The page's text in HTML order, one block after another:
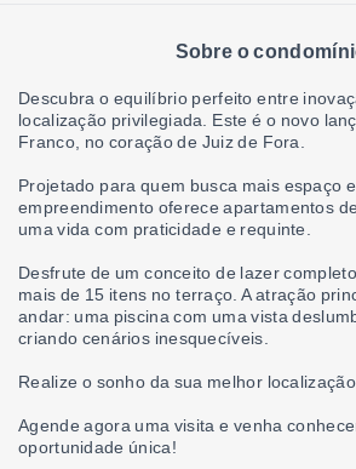
Sobre o
Descubra o equilíbrio perfeito entre
localização privilegiada. Este é o novo
Franco, no coração de Juiz de Fora.
Projetado para quem busca mais espaço
empreendimento oferece apartamentos
uma vida com praticidade e requinte.
Desfrute de um conceito de lazer
mais de 15 itens no terraço. A atração
andar: uma piscina com uma vista
criando cenários inesquecíveis.
Realize o sonho da sua melhor localização.
Agende agora uma visita e venha
oportunidade única!